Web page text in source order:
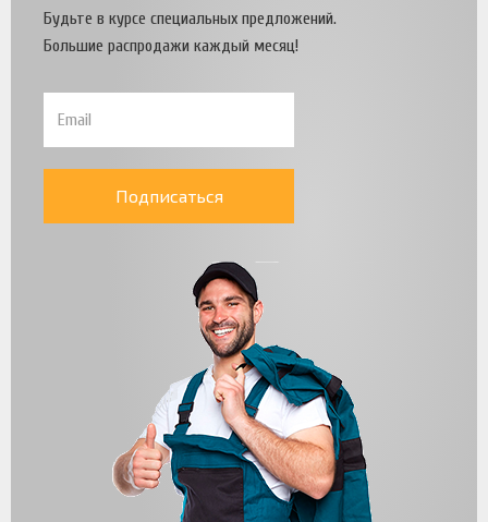
Будьте в курсе специальных предложений.
Большие распродажи каждый месяц!
Подписаться